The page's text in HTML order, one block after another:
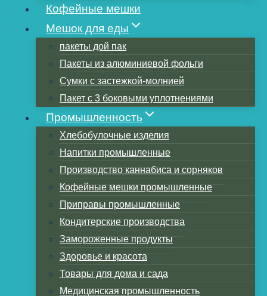
Кофейные мешки
Мешок для еды
пакеты дой пак
Пакеты из алюминиевой фольги
Сумки с застежкой-молнией
Пакет с 3 боковыми уплотнениями
Промышленность
Хлебобулочные изделия
Напитки промышленные
Производство каннабиса и сорняков
Кофейные мешки промышленные
Приправы промышленные
Кондитерские производства
Замороженные продукты
Здоровье и красота
Товары для дома и сада
Медицинская промышленность
Оглавление
Складная сумка
Боковые угловые сумки
Сумки с нижней застежкой
Преимущества треугольных сумок
2. Занимайте меньше места
Отличие от невкладывающихся угловых
сумок
Резюме